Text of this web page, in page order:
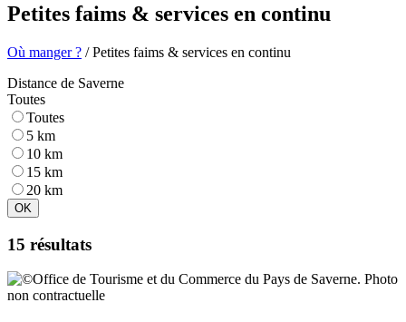
Petites faims & services en continu
Où manger ? / Petites faims & services en continu
Distance de Saverne
Toutes
Toutes
5 km
10 km
15 km
20 km
OK
15 résultats